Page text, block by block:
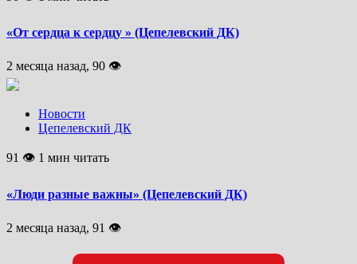
«От сердца к сердцу » (Цепелевский ДК)
2 месяца назад, 90 👁
Новости
Цепелевский ДК
91 👁 1 мин читать
«Люди разные важны» (Цепелевский ДК)
2 месяца назад, 91 👁